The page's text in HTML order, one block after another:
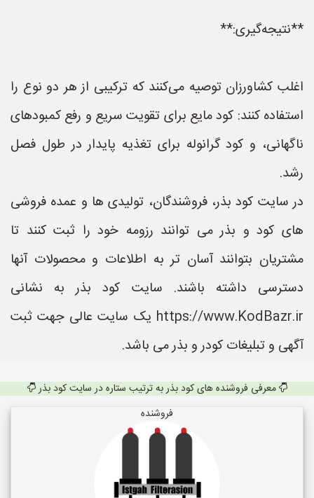
**نتیجه‌گیری:**
اغلب کشاورزان توصیه می‌کنند که ترکیبی از هر دو نوع را
استفاده کنند: کود مایع برای تقویت سریع و رفع کمبودهای
ناگهانی، و کود گرانوله برای تغذیه پایدار در طول فصل
رشد.
در سایت کود بذر، فروشندگان، تولیدی ها و عمده فروشی
های کود و بذر می توانند رزومه خود را ثبت کنند تا
مشتریان بتوانند آسان تر به اطلاعات و محصولات آنها
دسترسی داشته باشند. سایت کود بذر به نشانی
https://www.KodBazr.ir یک سایت عالی جهت ثبت
آگهی و تبلیغات کودر و بذر می باشد.
معرفی فروشنده های کود بذر به ترتیب ستاره در سایت کود بذر
فروشنده